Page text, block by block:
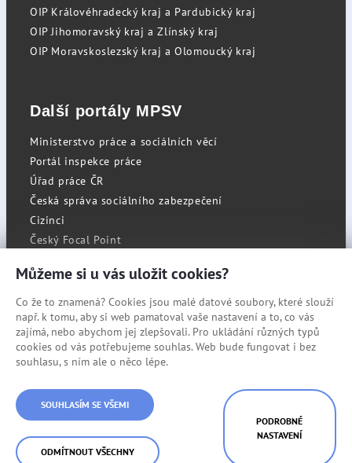
OIP Královéhradecký kraj a Pardubický kraj
OIP Jihomoravský kraj a Zlínský kraj
OIP Moravskoslezský kraj a Olomoucký kraj
Další portály MPSV
Ministerstvo práce a sociálních věcí
Portál inspekce práce
Úřad práce ČR
Česká správa sociálního zabezpečení
Cizinci
Český Focal Point
RSS
Cookies
Prohlášení o přístupnosti
Mapa stránek
© Státní úřad inspekce práce
Můžeme si u vás uložit cookies?
Co že to znamená? Cookies jsou malé datové soubory, které slouží
např. k tomu, aby si web pamatoval vaše nastavení a to, co vás
zajímá, nebo abychom jej zlepšovali. Pro ukládání různých typů
cookies od vás potřebujeme souhlas. Web bude fungovat i bez
souhlasu, s ním ale o něco lépe.
SOUHLASÍM SE VŠEMI
ODMÍTNOUT VŠECHNY
PODROBNÉ
NASTAVENÍ